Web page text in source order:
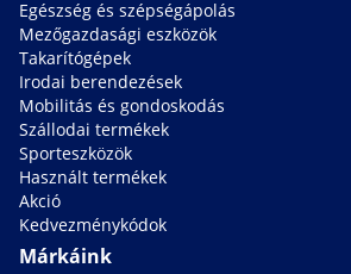
Egészség és szépségápolás
Mezőgazdasági eszközök
Takarítógépek
Irodai berendezések
Mobilitás és gondoskodás
Szállodai termékek
Sporteszközök
Használt termékek
Akció
Kedvezménykódok
Márkáink